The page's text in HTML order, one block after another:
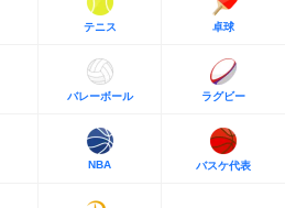
テニス 卓球
バレーボール ラグビー
NBA バスケ代表